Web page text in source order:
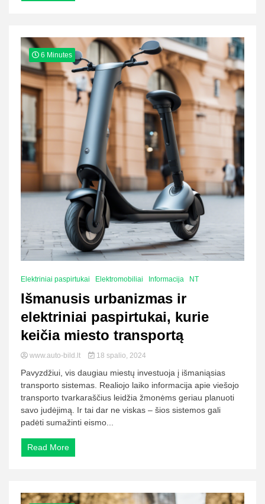
6 Minutes
Elektriniai paspirtukai Elektromobiliai Informacija NT
Išmanusis urbanizmas ir
elektriniai paspirtukai, kurie
keičia miesto transportą
www.auto-bild.lt 18 spalio, 2024
Pavyzdžiui, vis daugiau miestų investuoja į išmaniąsias
transporto sistemas. Realiojo laiko informacija apie viešojo
transporto tvarkaraščius leidžia žmonėms geriau planuoti
savo judėjimą. Ir tai dar ne viskas – šios sistemos gali
padėti sumažinti eismo...
Read More